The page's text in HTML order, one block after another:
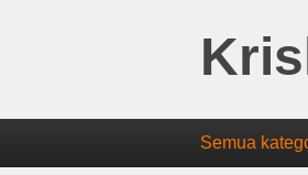
Semua